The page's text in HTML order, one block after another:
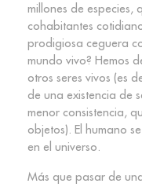
millones de especies,
cohabitantes
prodigiosa ceguera
mundo vivo? Hemos
otros seres vivos (es
de una existencia de
menor consistencia,
objetos). El humano
en el universo.
Más que pasar de